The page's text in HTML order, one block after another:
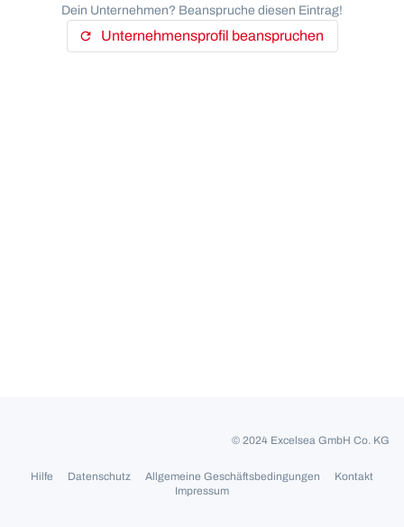
Dein Unternehmen? Beanspruche diesen Eintrag!
refresh Unternehmensprofil beanspruchen
© 2024 Excelsea GmbH Co. KG
Hilfe Datenschutz Allgemeine Geschäftsbedingungen
Kontakt
Impressum